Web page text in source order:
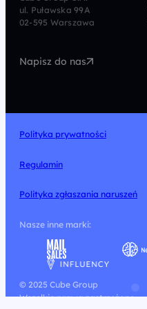
Programmatic
Design
ul. Puławska 99A
02-595 Warszawa
Napisz do nas
Nasze inne marki:
Polityka prywatności
Regulamin
Polityka zgłaszania naruszeń
© 2025 Cube Group
Wszelkie prawa zastrzeżone